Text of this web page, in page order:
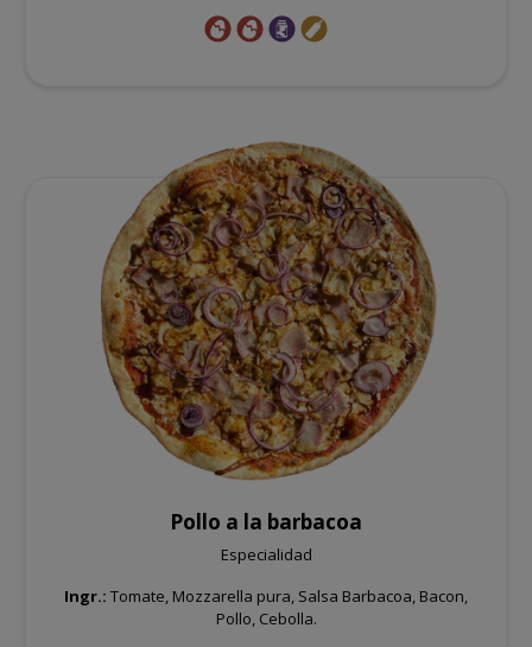
Pollo a la barbacoa
Especialidad
Ingr.: Tomate, Mozzarella pura, Salsa Barbacoa, Bacon,
Pollo, Cebolla.